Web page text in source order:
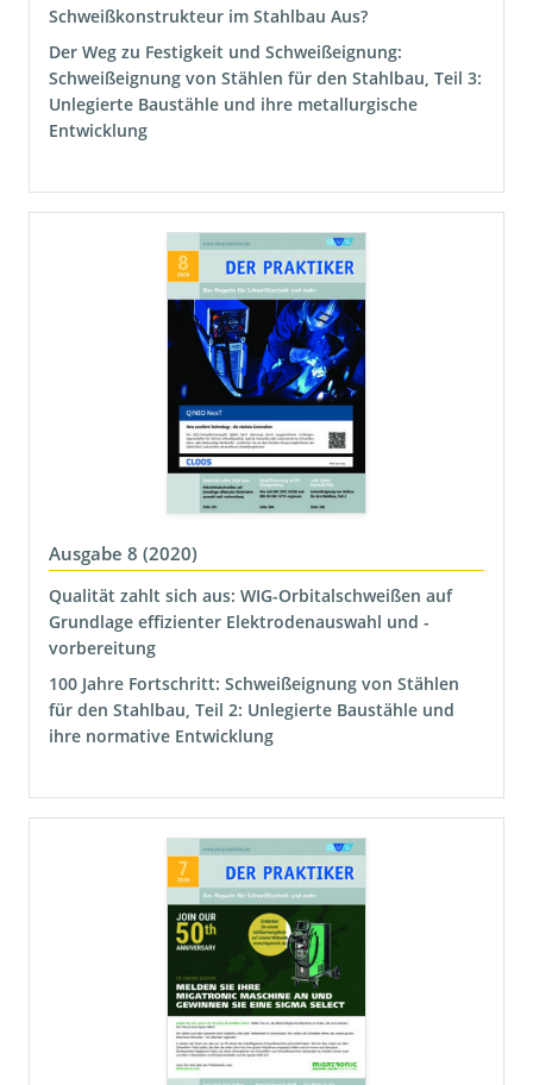
Schweißkonstrukteur im Stahlbau Aus?
Der Weg zu Festigkeit und Schweißeignung:
Schweißeignung von Stählen für den Stahlbau, Teil 3:
Unlegierte Baustähle und ihre metallurgische
Entwicklung
Ausgabe 8 (2020)
Qualität zahlt sich aus: WIG-Orbitalschweißen auf
Grundlage effizienter Elektrodenauswahl und -
vorbereitung
100 Jahre Fortschritt: Schweißeignung von Stählen
für den Stahlbau, Teil 2: Unlegierte Baustähle und
ihre normative Entwicklung